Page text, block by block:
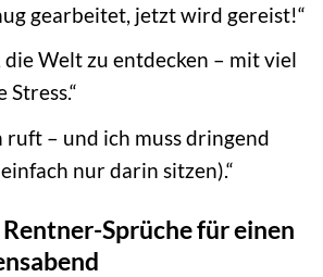
gearbeitet, jetzt wird gereist!“
die Welt zu entdecken – mit viel
ruft – und ich muss dringend
nur darin sitzen).“
Sprüche für einen